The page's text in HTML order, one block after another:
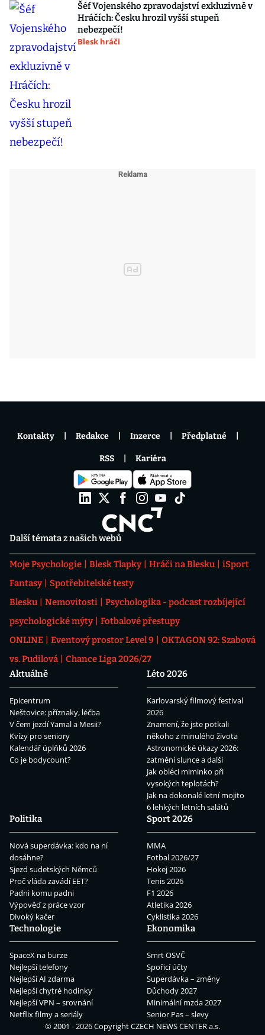
Šéf Vojenského zpravodajství exkluzivně v
Hráčích: Česku hrozil vyšší stupeň
nebezpečí!
Blesk hráči
Další témata z našich webů
Moje Psychologie Blesk Tlapky Hráči na Blesku
iSport
Fantasy
Spotřebitelské testy
Blesku
Nemovitosti
Psychologika - podcast rozbíjející
psychologické mýty
Fotbalové přestupy
ONLINE
Eventový prostor Level 9
OKTAGON 92: Szabová
vs. Pudilová
Chance Liga 2026/27
Aktuálně
Epicentrum
Neštovice: příznaky, léčba
V čem jezdí Yamal a Mesii?
Kvízy pro seniory
Kalendář úplňků 2026
Co je bodycount?
Léto 2026
Karlovarský filmový festival
2026
Znamení, že jste potkali
někoho z minulého života
Astronomické úkazy 2026:
zatmění slunce a další
Jak obléci miminko při
vysokých teplotách?
Jak na dokonalé letní mojito
6 lehkých letních salátů
Politika
Nová superdávka: kdo na ní
dosáhne?
Sjezd sudetských Němců
Proč vláda zavádí EET?
Padni komu padni
Výpověď z práce vzor
Divoký kačer
Sport 2026
MMA
Fotbal 2026/27
Hokej 2026
Tenis 2026
F1 2026
Atletika 2026
Cyklistika 2026
Technologie
SpaceX na burze
Nejlepší telefony
Nejlepší AI zdarma
Nejlepší chytré hodinky
Nejlepší VPN – srovnání
Netflix filmy a seriály
Ekonomika
Smrt OSVČ
Spořicí účty
Superdávka – změny
Důchody 2027
Minimální mzda 2027
Senior Pas – slevy
Kontakty Redakce Inzerce Předplatné
RSS Kariéra
© 2001 - 2026 CopyrightCZECH NEWS CENTER a.s.